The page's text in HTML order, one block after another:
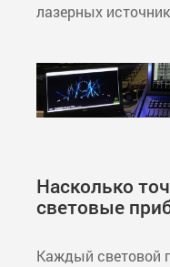
лазерных
Насколько
световые
Каждый световой